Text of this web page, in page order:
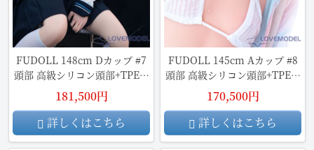
FUDOLL 148cm Dカップ #7
頭部 高級シリコン頭部+TPE材
質ボディ ラブドール
181,500円
詳しくはこちら
FUDOLL 145cm Aカップ #8
頭部 高級シリコン頭部+TPE材
質ボディ
170,500円
詳しくはこちら